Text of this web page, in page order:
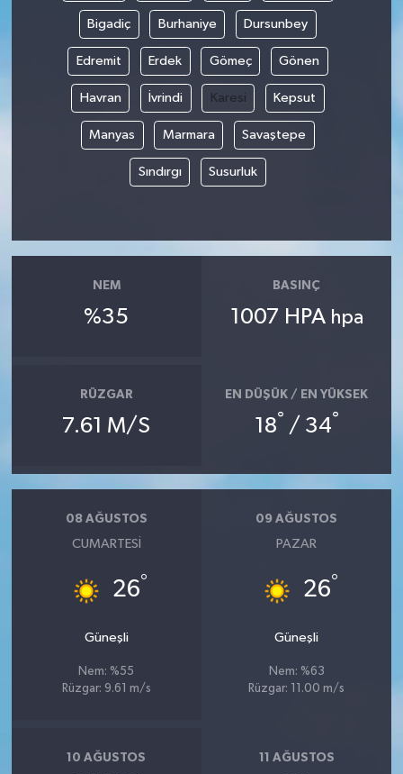
Bigadiç Burhaniye Dursunbey
Edremit Erdek Gömeç Gönen
Havran İvrindi Karesi Kepsut
Manyas Marmara Savaştepe
Sındırgı Susurluk
NEM
%35
BASINÇ
1007 HPA hpa
RÜZGAR
7.61 M/S
EN DÜŞÜK / EN YÜKSEK
18° / 34°
08 AĞUSTOS
CUMARTESI
26°
Güneşli
Nem: %55
Rüzgar: 9.61 m/s
09 AĞUSTOS
PAZAR
26°
Güneşli
Nem: %63
Rüzgar: 11.00 m/s
10 AĞUSTOS 11 AĞUSTOS